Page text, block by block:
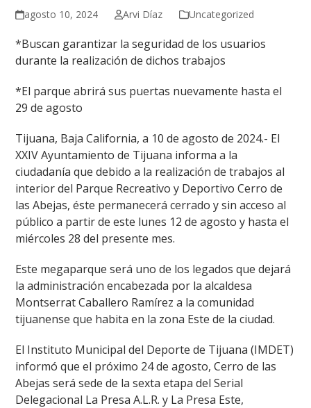
agosto 10, 2024 Arvi Díaz Uncategorized
*Buscan garantizar la seguridad de los usuarios
durante la realización de dichos trabajos
*El parque abrirá sus puertas nuevamente hasta el
29 de agosto
Tijuana, Baja California, a 10 de agosto de 2024.- El
XXIV Ayuntamiento de Tijuana informa a la
ciudadanía que debido a la realización de trabajos al
interior del Parque Recreativo y Deportivo Cerro de
las Abejas, éste permanecerá cerrado y sin acceso al
público a partir de este lunes 12 de agosto y hasta el
miércoles 28 del presente mes.
Este megaparque será uno de los legados que dejará
la administración encabezada por la alcaldesa
Montserrat Caballero Ramírez a la comunidad
tijuanense que habita en la zona Este de la ciudad.
El Instituto Municipal del Deporte de Tijuana (IMDET)
informó que el próximo 24 de agosto, Cerro de las
Abejas será sede de la sexta etapa del Serial
Delegacional La Presa A.L.R. y La Presa Este,